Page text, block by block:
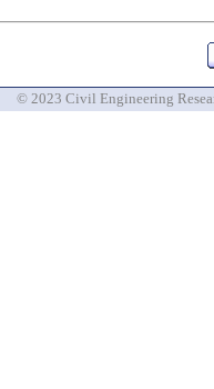
© 2023 Civil Engineering